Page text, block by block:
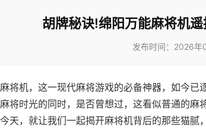
胡牌秘诀!绵阳万能麻将机
发布时间：2026年
麻将机，这一现代麻将游戏的必备神器，如今已
将时光的同时，是否曾想过，这看似普通的麻
天，就让我们一起揭开麻将机背后的那些猫腻